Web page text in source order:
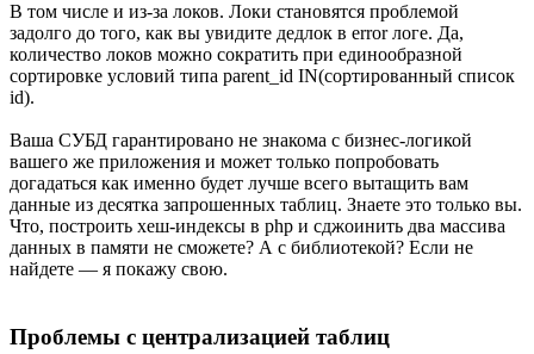
В том числе и из-за локов. Локи становятся проблемой
задолго до того, как вы увидите дедлок в error логе. Да,
количество локов можно сократить при единообразной
сортировке условий типа parent_id IN(сортированный список
id).
Ваша СУБД гарантировано не знакома с бизнес-логикой
вашего же приложения и может только попробовать
догадаться как именно будет лучше всего вытащить вам
данные из десятка запрошенных таблиц. Знаете это только вы.
Что, построить хеш-индексы в php и сджоинить два массива
данных в памяти не сможете? А с библиотекой? Если не
найдете — я покажу свою.
Проблемы с централизацией таблиц